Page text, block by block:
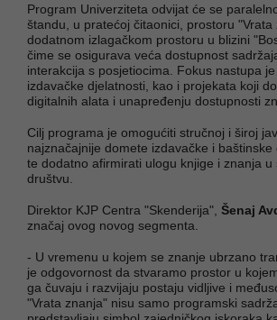
Program Univerziteta odvijat će se
štandu, u pratećoj čitaonici, prostoru "Vrata
dodatnom izlagačkom prostoru u blizini
čime se osigurava veća dostupnost
interakcija s posjetiocima. Fokus nastupa
izdavačke djelatnosti, kao i projekata koji
digitalnih alata i unapređenju dostupnosti
Cilj programa je omogućiti stručnoj i široj
najznačajnije domete izdavačke i baštinske
te dodatno afirmirati ulogu knjige i znanja u
društvu.
Direktor KJP Centra "Skenderija", Šenaj
značaj ovog novog segmenta.
- U vremenu u kojem se znanje ubrzano
je odgovornost da stvaramo prostor u
ga čuvaju i razvijaju postaju vidljive i
"Vrata znanja" nisu samo programski